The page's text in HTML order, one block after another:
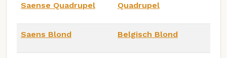
Saense Quadrupel Quadrupel
Saens Blond Belgisch Blond